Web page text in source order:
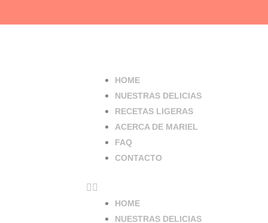
al
HOME
NUESTRAS DELICIAS
RECETAS LIGERAS
ACERCA DE MARIEL
FAQ
CONTACTO
Menu
HOME
NUESTRAS DELICIAS